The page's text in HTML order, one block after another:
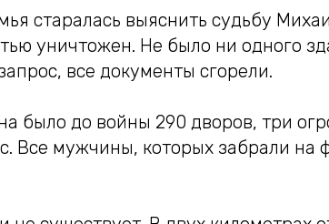
старалась выяснить судьбу
уничтожен. Не было ни одного
все документы сгорели.
было до войны 290 дворов, три
Все мужчины, которых забрали на